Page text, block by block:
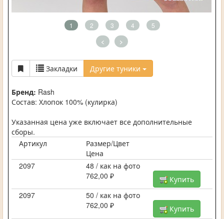
1 2 3 4 5
< >
Закладки Другие туники
Бренд: Rash
Состав: Хлопок 100% (кулирка)
Указанная цена уже включает все дополнительные
сборы.
Артикул
Размер/Цвет
Цена
2097
48 / как на фото
762,00 ₽
Купить
2097
50 / как на фото
762,00 ₽
Купить